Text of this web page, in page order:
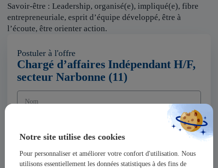
Notre site utilise des cookies
Pour personnaliser et améliorer votre confort d'utilisation. Nous
utilisons essentiellement les données statistiques à des fins de
Savoir-être : Leadership, organisé(e), impliqué(e), fibre
entrepreneuriale, esprit d’équipe développé, être à
l’écoute, être orienter action.
Postuler à l'offre
Chargé d’affaires Indépendant H/F,
secteur Narbonne (11)
Nom
Adresse